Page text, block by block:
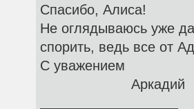
Спасибо, Алиса!
Не оглядываюсь уже
спорить, ведь все от
С уважением
Аркадий